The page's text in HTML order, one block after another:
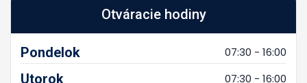
Otváracie hodiny
Pondelok 07:30 - 16:00
Utorok 07:30 - 16:00